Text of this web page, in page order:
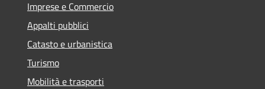
Imprese e Commercio
Appalti pubblici
Catasto e urbanistica
Turismo
Mobilità e trasporti